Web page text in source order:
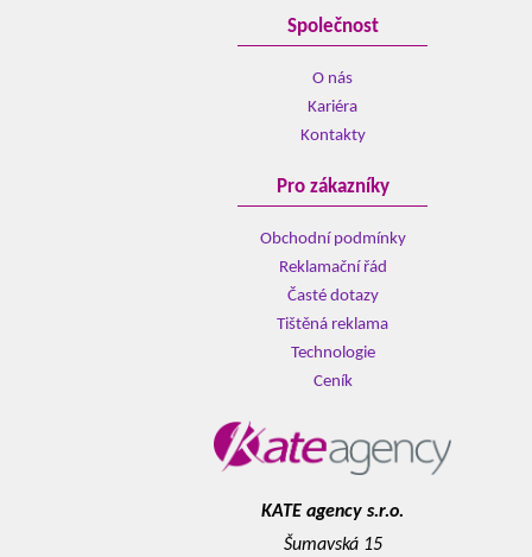
Společnost
O nás
Kariéra
Kontakty
Pro zákazníky
Obchodní podmínky
Reklamační řád
Časté dotazy
Tištěná reklama
Technologie
Ceník
KATE agency s.r.o.
Šumavská 15